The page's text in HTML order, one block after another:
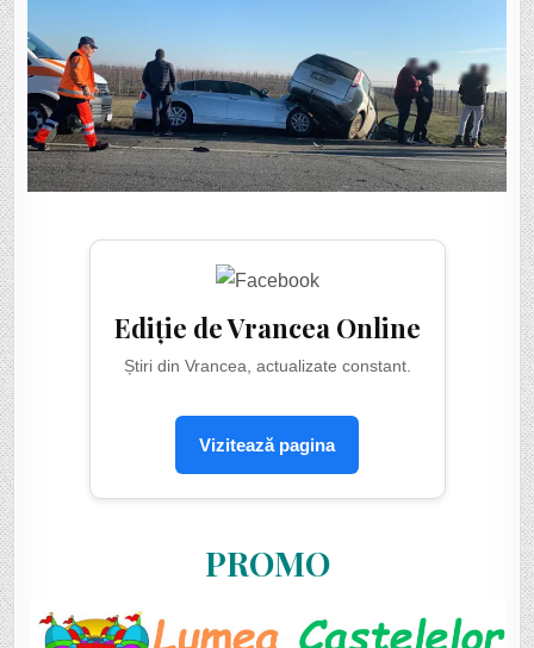
Ediție de Vrancea Online
Știri din Vrancea, actualizate constant.
Vizitează pagina
PROMO